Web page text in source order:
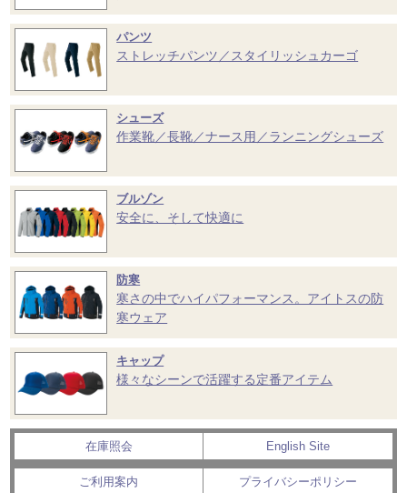
パンツ
ストレッチパンツ／スタイリッシュカーゴ
シューズ
作業靴／長靴／ナース用／ランニングシューズ
ブルゾン
安全に、そして快適に
防寒
寒さの中でハイパフォーマンス。アイトスの防
寒ウェア
キャップ
様々なシーンで活躍する定番アイテム
在庫照会 English Site
ご利用案内 プライバシーポリシー